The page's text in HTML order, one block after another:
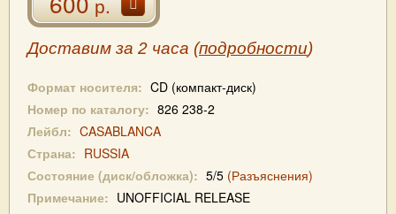
р.
Доставим за 2 часа (подробности)
Формат носителя: CD (компакт-диск)
Номер по каталогу: 826 238-2
Лейбл: CASABLANCA
Страна: RUSSIA
Состояние (диск/обложка): 5/5 (Разъяснения)
Примечание: UNOFFICIAL RELEASE